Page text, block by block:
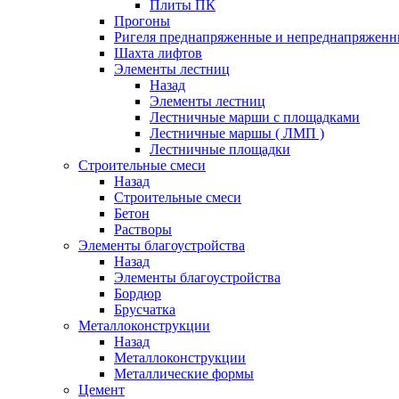
Плиты ПК
Прогоны
Ригеля преднапряженные и
Шахта лифтов
Элементы лестниц
Назад
Элементы лестниц
Лестничные марши с площадками
Лестничные маршы ( ЛМП )
Лестничные площадки
Строительные смеси
Назад
Строительные смеси
Бетон
Растворы
Элементы благоустройства
Назад
Элементы благоустройства
Бордюр
Брусчатка
Металлоконструкции
Назад
Металлоконструкции
Металлические формы
Цемент